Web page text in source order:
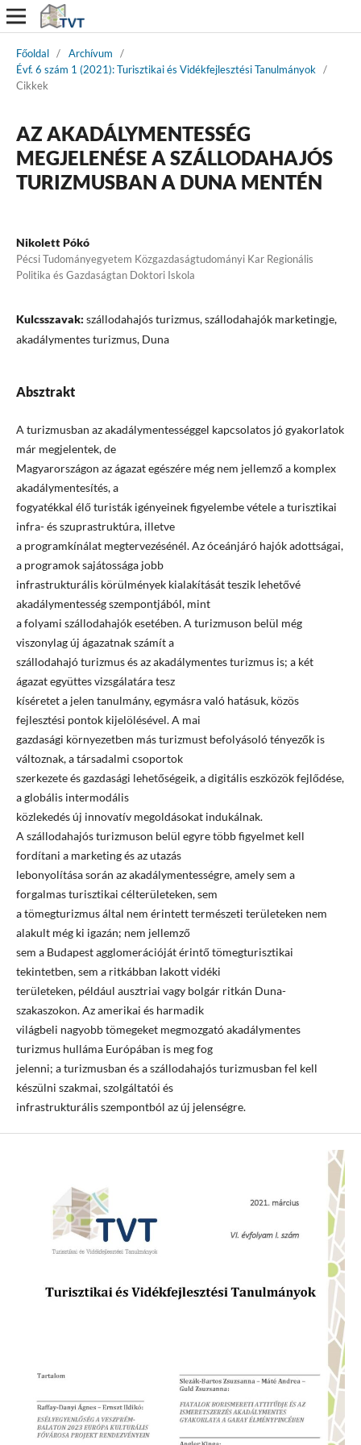
Főoldal / Archívum
/
Évf. 6 szám 1 (2021): Turisztikai és Vidékfejlesztési Tanulmányok /
Cikkek
AZ AKADÁLYMENTESSÉG
MEGJELENÉSE A SZÁLLODAHAJÓS
TURIZMUSBAN A DUNA MENTÉN
Nikolett Pókó
Pécsi Tudományegyetem Közgazdaságtudományi Kar Regionális
Politika és Gazdaságtan Doktori Iskola
Kulcsszavak: szállodahajós turizmus, szállodahajók marketingje,
akadálymentes turizmus, Duna
Absztrakt
A turizmusban az akadálymentességgel kapcsolatos jó gyakorlatok
már megjelentek, de
Magyarországon az ágazat egészére még nem jellemző a komplex
akadálymentesítés, a
fogyatékkal élő turisták igényeinek figyelembe vétele a turisztikai
infra- és szuprastruktúra, illetve
a programkínálat megtervezésénél. Az óceánjáró hajók adottságai,
a programok sajátossága jobb
infrastrukturális körülmények kialakítását teszik lehetővé
akadálymentesség szempontjából, mint
a folyami szállodahajók esetében. A turizmuson belül még
viszonylag új ágazatnak számít a
szállodahajó turizmus és az akadálymentes turizmus is; a két
ágazat együttes vizsgálatára tesz
kíséretet a jelen tanulmány, egymásra való hatásuk, közös
fejlesztési pontok kijelölésével. A mai
gazdasági környezetben más turizmust befolyásoló tényezők is
változnak, a társadalmi csoportok
szerkezete és gazdasági lehetőségeik, a digitális eszközök fejlődése,
a globális intermodális
közlekedés új innovatív megoldásokat indukálnak.
A szállodahajós turizmuson belül egyre több figyelmet kell
fordítani a marketing és az utazás
lebonyolítása során az akadálymentességre, amely sem a
forgalmas turisztikai célterületeken, sem
a tömegturizmus által nem érintett természeti területeken nem
alakult még ki igazán; nem jellemző
sem a Budapest agglomerációját érintő tömegturisztikai
tekintetben, sem a ritkábban lakott vidéki
területeken, például ausztriai vagy bolgár ritkán Duna-
szakaszokon. Az amerikai és harmadik
világbeli nagyobb tömegeket megmozgató akadálymentes
turizmus hulláma Európában is meg fog
jelenni; a turizmusban és a szállodahajós turizmusban fel kell
készülni szakmai, szolgáltatói és
infrastrukturális szempontból az új jelenségre.